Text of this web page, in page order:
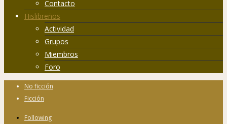
Contacto
Hislibreños
Actividad
Grupos
Miembros
Foro
No ficción
Ficción
Following